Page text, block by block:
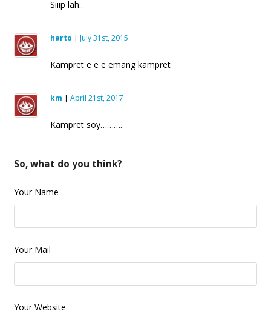
Siiip lah..
harto July 31st, 2015
Kampret e e e emang kampret
km April 21st, 2017
Kampret soy……….
So, what do you think?
Your Name
Your Mail
Your Website